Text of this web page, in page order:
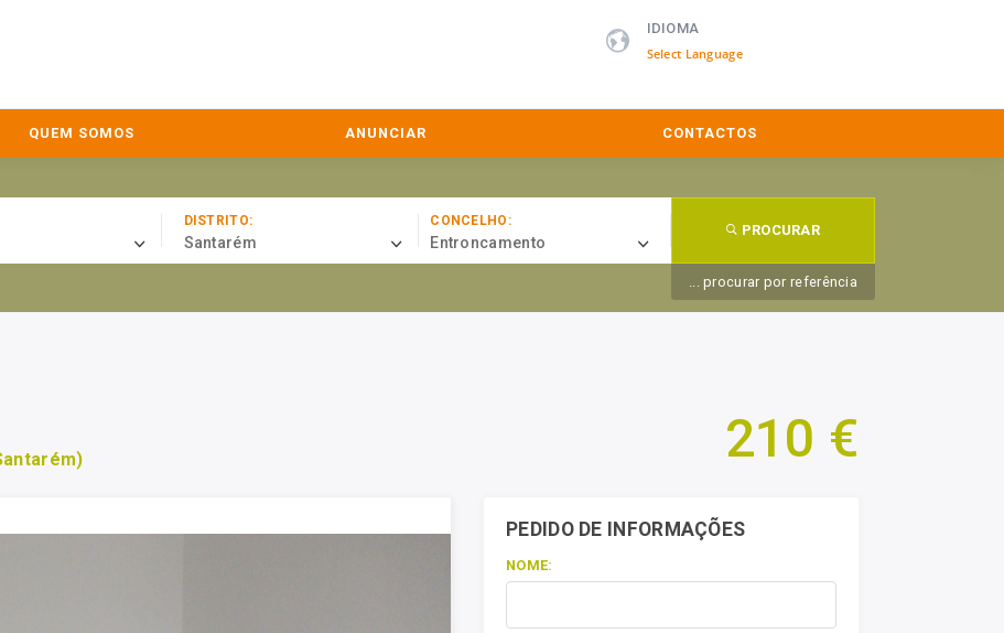
IDIOMA
QUEM SOMOS ANUNCIAR CONTACTOS
DISTRITO:
Santarém
CONCELHO:
Entroncamento
PROCURAR
... procurar por referência
210 €
PEDIDO DE INFORMAÇÕES
NOME: